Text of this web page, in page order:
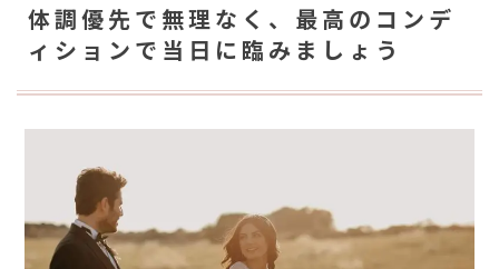
体調優先で無理なく、最高のコンデ
ィションで当日に臨みましょう